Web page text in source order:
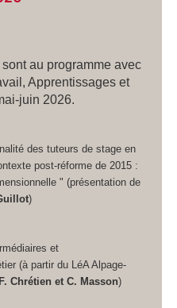
au programme avec
Apprentissages et
juin 2026.
des tuteurs de stage en
post-réforme de 2015 :
" (présentation de
)
et
(à partir du LéA Alpage-
Chrétien et C. Masson)